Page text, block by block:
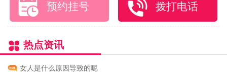
预约挂号 拨打电话
热点资讯
女人是什么原因导致的呢